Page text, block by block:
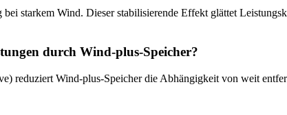
starkem Wind. Dieser stabilisierende Effekt glättet
durch Wind-plus-Speicher?
reduziert Wind-plus-Speicher die Abhängigkeit von weit